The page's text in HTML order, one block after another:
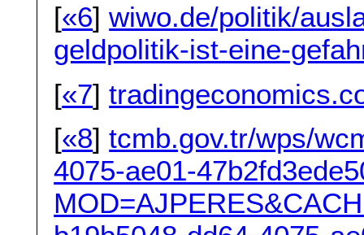
[«6]wiwo.de/politik/
geldpolitik-ist-eine-
[«7]
[«8]tcmb.gov.tr/wps/
4075-ae01-